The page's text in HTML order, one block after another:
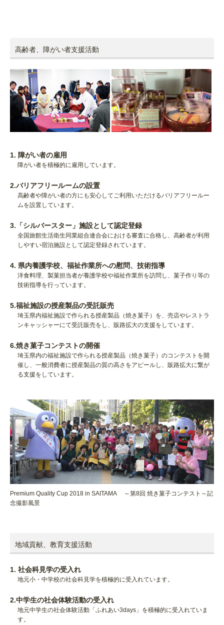
高齢者、障がい者支援活動
1. 障がい者の雇用
障がい者を積極的に雇用しています。
2.バリアフリールームの設置
高齢者や障がい者の方にも安心してご利用いただけるバリアフリールー
ムを設置しています。
3.「シルバースター」施設として認定登録
全国旅館生活衛生同業組合連合会における審査に合格し、高齢者が利用
しやすい宿泊施設として認定登録されています。
4. 県内養護学校、福祉作業所への慰問、技術指導
洋食料理、製菓担当者が養護学校や福祉作業所を訪問し、菓子作り等の
技術指導を行っています。
5.福祉施設の授産製品の受託販売
埼玉県内福祉施設で作られる授産製品（焼き菓子）を、売店やレストラ
ンキャッシャーにて受託販売をし、販路拡大の支援をしています。
6.焼き菓子コンテストの開催
埼玉県内の福祉施設で作られる授産製品（焼き菓子）のコンテストを開
催し、一般消費者に授産製品の質の高さをアピールし、販路拡大に繋が
る支援をしています。
Premium Quality Cup 2018 in SAITAMA ～第8回 焼き菓子コンテスト～記
念撮影風景
地域貢献、教育支援活動
1. 社会科見学の受入れ
地元小・中学校の社会科見学を積極的に受入れています。
2.中学生の社会体験活動の受入れ
地元中学生の社会体験活動「ふれあい3days」を積極的に受入れていま
す。